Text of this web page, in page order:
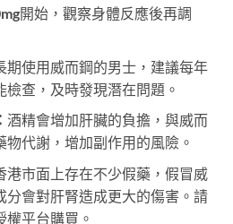
開始，觀察身體反應後再調
期使用威而鋼的男士，建議每年
查，及時發現潛在問題。
酒精會增加肝臟的負擔，與威而
代謝，增加副作用的風險。
港市面上存在不少假藥，假冒威
分會對肝腎造成更大的傷害。請
平台購買。